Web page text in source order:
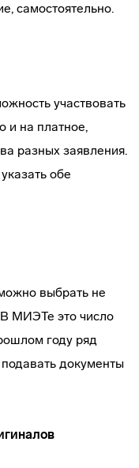
самостоятельно.
участвовать
и на платное,
разных заявления.
обе
выбрать не
МИЭТе это число
году ряд
документы